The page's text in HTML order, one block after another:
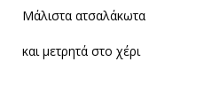
Μάλιστα ατσαλάκωτα
και μετρητά στο χέρι